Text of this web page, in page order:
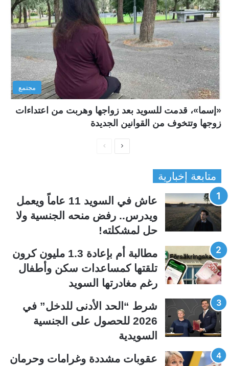
مجتمع
«إسما»، قدمت للسويد بعد زواجها وهربت من اعتداءات
زوجها وتتخوف من القوانين الجديدة
ح
ة
ا
ق
ة
ح
ة
ا
ل
ي
ة
متابعة إخبارية
عاش في السويد 11 عاماً ويعمل
ويدرس.. رفض منحه الجنسية ولا
حل لمشكلته!
مطالبة أم بإعادة 1.3 مليون كرون
تلقتها كمساعدات سكن وأطفال
رغم مغادرتها السويد
شرط “الحد الأدنى للدخل” في
2026 للحصول على الجنسية
السويدية
عقوبات مشددة وغرامات وحرمان